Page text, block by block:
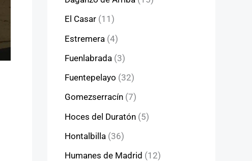
El Casar (11)
Estremera (4)
Fuenlabrada (3)
Fuentepelayo (32)
Gomezserracín (7)
Hoces del Duratón (5)
Hontalbilla (36)
Humanes de Madrid (12)